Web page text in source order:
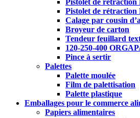
Pistolet de
Pistolet de
Calage par cousin
Broyeur de carton
Tendeur feuillard
120-250-400
Pince à sertir
Palettes
Palette moulée
Film de palettisation
Palette plastique
Emballages pour le commerce
Papiers alimentaires